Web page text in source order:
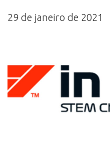
29 de janeiro de 2021